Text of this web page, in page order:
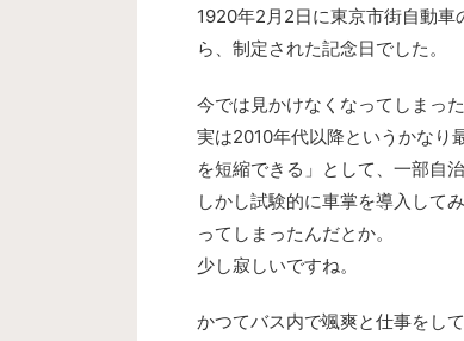
1920年2月2日に東京市街自動
ら、制定された記念日でした。
今では見かけなくなってしまった
実は2010年代以降というかなり
を短縮できる」として、一部自
しかし試験的に車掌を導入して
ってしまったんだとか。
少し寂しいですね。
かつてバス内で颯爽と仕事をし